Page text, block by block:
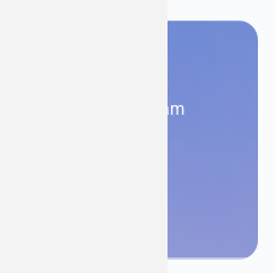
gia tư vấn và khám